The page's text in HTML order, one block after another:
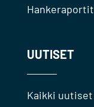
Hankeraportit
UUTISET
Kaikki uutiset